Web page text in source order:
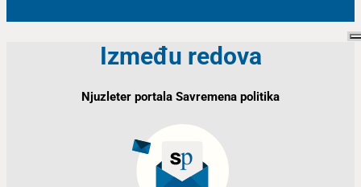
Između redova
Njuzleter portala Savremena politika